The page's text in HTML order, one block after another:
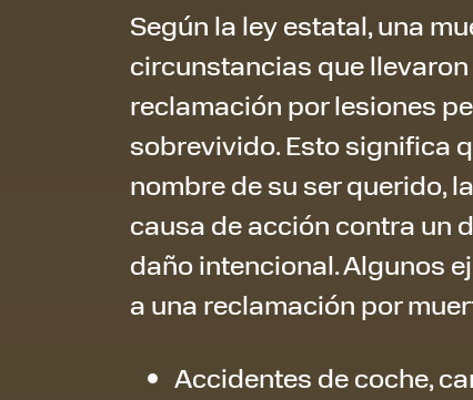
Según la ley estatal, una
circunstancias que
reclamación por lesiones
sobrevivido. Esto significa
nombre de su ser querido,
causa de acción contra un
daño intencional. Algunos
a una reclamación por
Accidentes de coche,